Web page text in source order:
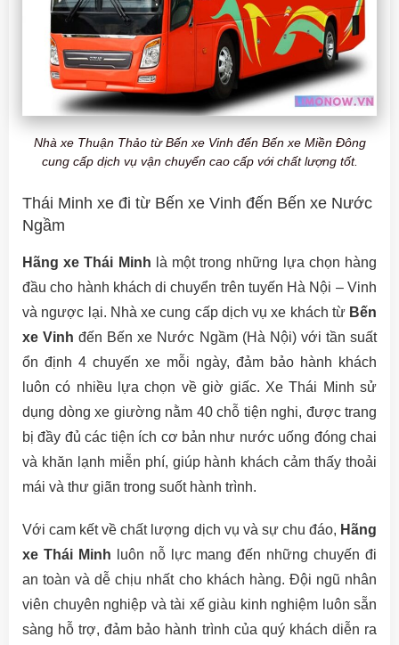
Nhà xe Thuận Thảo từ Bến xe Vinh đến Bến xe Miền Đông
cung cấp dịch vụ vận chuyển cao cấp với chất lượng tốt.
Thái Minh xe đi từ Bến xe Vinh đến Bến xe Nước
Ngầm
Hãng xe Thái Minh là một trong những lựa chọn hàng
đầu cho hành khách di chuyển trên tuyến Hà Nội – Vinh
và ngược lại. Nhà xe cung cấp dịch vụ xe khách từ Bến
xe Vinh đến Bến xe Nước Ngầm (Hà Nội) với tần suất
ổn định 4 chuyến xe mỗi ngày, đảm bảo hành khách
luôn có nhiều lựa chọn về giờ giấc. Xe Thái Minh sử
dụng dòng xe giường nằm 40 chỗ tiện nghi, được trang
bị đầy đủ các tiện ích cơ bản như nước uống đóng chai
và khăn lạnh miễn phí, giúp hành khách cảm thấy thoải
mái và thư giãn trong suốt hành trình.
Với cam kết về chất lượng dịch vụ và sự chu đáo, Hãng
xe Thái Minh luôn nỗ lực mang đến những chuyến đi
an toàn và dễ chịu nhất cho khách hàng. Đội ngũ nhân
viên chuyên nghiệp và tài xế giàu kinh nghiệm luôn sẵn
sàng hỗ trợ, đảm bảo hành trình của quý khách diễn ra